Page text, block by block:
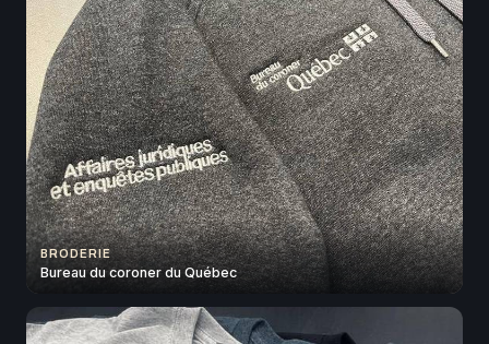
BRODERIE
Bureau du coroner du Québec